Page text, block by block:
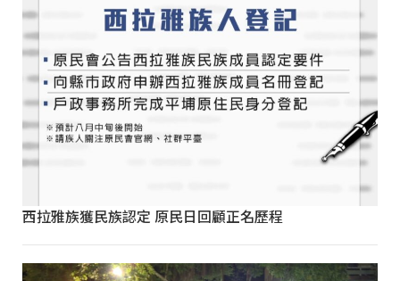
西拉雅族獲民族認定 原民日回顧正名歷程